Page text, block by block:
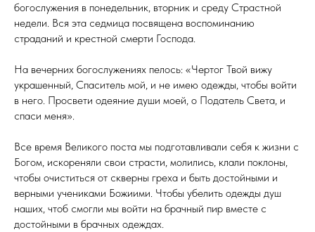
богослужения в понедельник, вторник и среду Страстной
недели. Вся эта седмица посвящена воспоминанию
страданий и крестной смерти Господа.
На вечерних богослужениях пелось: «Чертог Твой вижу
украшенный, Спаситель мой, и не имею одежды, чтобы войти
в него. Просвети одеяние души моей, о Податель Света, и
спаси меня».
Все время Великого поста мы подготавливали себя к жизни с
Богом, искореняли свои страсти, молились, клали поклоны,
чтобы очиститься от скверны греха и быть достойными и
верными учениками Божиими. Чтобы убелить одежды душ
наших, чтоб смогли мы войти на брачный пир вместе с
достойными в брачных одеждах.